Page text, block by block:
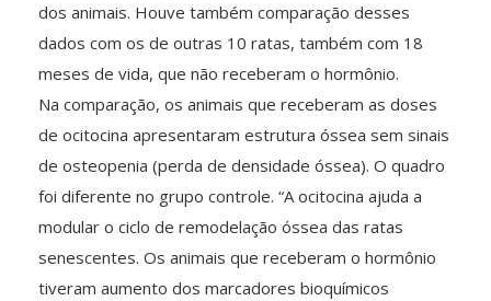
dos animais. Houve também comparação desses
dados com os de outras 10 ratas, também com 18
meses de vida, que não receberam o hormônio.
Na comparação, os animais que receberam as doses
de ocitocina apresentaram estrutura óssea sem sinais
de osteopenia (perda de densidade óssea). O quadro
foi diferente no grupo controle. “A ocitocina ajuda a
modular o ciclo de remodelação óssea das ratas
senescentes. Os animais que receberam o hormônio
tiveram aumento dos marcadores bioquímicos